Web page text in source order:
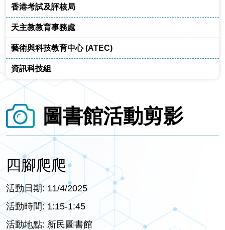
香港考試及評核局
天主教教育事務處
藝術與科技教育中心 (ATEC)
資訊科技組
圖書館活動剪影
四腳爬爬
活動日期: 11/4/2025
活動時間: 1:15-1:45
活動地點: 新民圖書館